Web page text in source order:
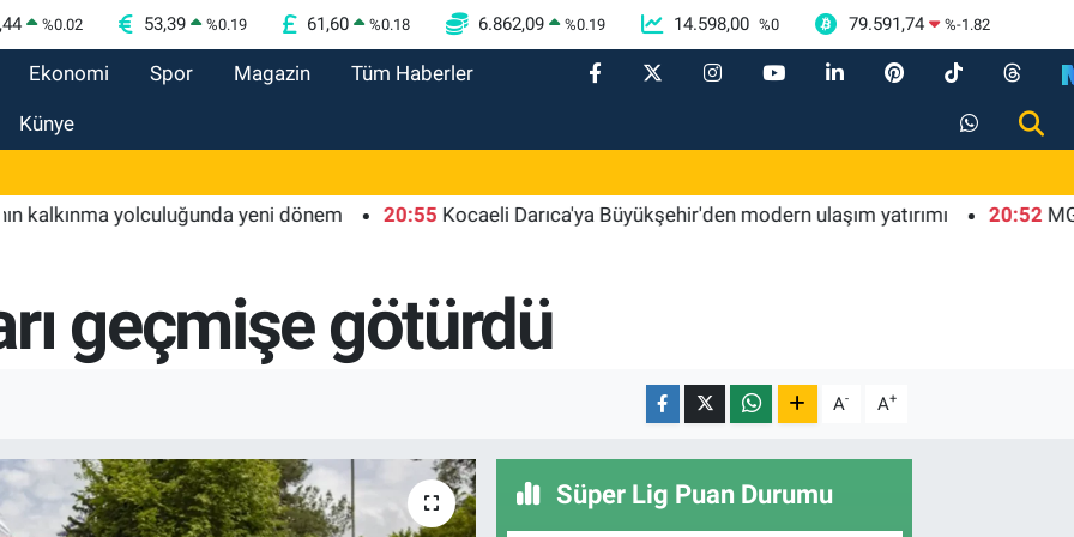
%0.02 53,39 %0.19 61,60 %0.18 6.862,09 %0.19 14.598,00 %0 79.591,74 %-1.82
Ekonomi Spor Magazin Tüm Haberler
Künye
yolculuğunda yeni dönem 20:55 Kocaeli Darıca'ya Büyükşehir'den modern ulaşım yatırımı 20:52 MGK'dan
geçmişe götürdü
A- A+
Süper Lig Puan Durumu